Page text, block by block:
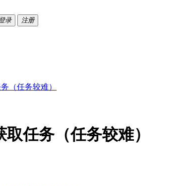
录 注册
（任务较难）
任务（任务较难）